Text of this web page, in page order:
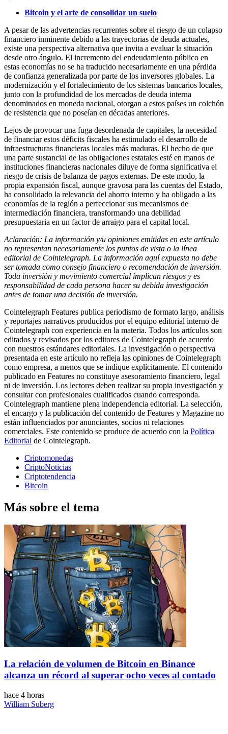
Bitcoin y el arte de consolidar un suelo
A pesar de las advertencias recurrentes sobre el riesgo de un colapso
financiero inminente debido a las trayectorias de deuda actuales,
existe una perspectiva alternativa que invita a evaluar la situación
desde otro ángulo. El incremento del endeudamiento público en
estas economías no se ha traducido necesariamente en una pérdida
de confianza generalizada por parte de los inversores globales. La
modernización y el fortalecimiento de los sistemas bancarios locales,
junto con la profundidad de los mercados de deuda interna
denominados en moneda nacional, otorgan a estos países un colchón
de resistencia que no poseían en décadas anteriores.
Lejos de provocar una fuga desordenada de capitales, la necesidad
de financiar estos déficits fiscales ha estimulado el desarrollo de
infraestructuras financieras locales más maduras. El hecho de que
una parte sustancial de las obligaciones estatales esté en manos de
instituciones financieras nacionales diluye de forma significativa el
riesgo de crisis de balanza de pagos externas. De este modo, la
propia expansión fiscal, aunque gravosa para las cuentas del Estado,
ha consolidado la relevancia del ahorro interno y ha obligado a las
economías de la región a perfeccionar sus mecanismos de
intermediación financiera, transformando una debilidad
presupuestaria en un factor de arraigo para el capital local.
Aclaración: La información y/u opiniones emitidas en este artículo
no representan necesariamente los puntos de vista o la línea
editorial de Cointelegraph. La información aquí expuesta no debe
ser tomada como consejo financiero o recomendación de inversión.
Toda inversión y movimiento comercial implican riesgos y es
responsabilidad de cada persona hacer su debida investigación
antes de tomar una decisión de inversión.
Cointelegraph Features publica periodismo de formato largo, análisis
y reportajes narrativos producidos por el equipo editorial interno de
Cointelegraph con experiencia en la materia. Todos los artículos son
editados y revisados por los editores de Cointelegraph de acuerdo
con nuestros estándares editoriales. La investigación o perspectiva
presentada en este artículo no refleja las opiniones de Cointelegraph
como empresa, a menos que se indique explícitamente. El contenido
publicado en Features no constituye asesoramiento financiero, legal
ni de inversión. Los lectores deben realizar su propia investigación y
consultar con profesionales cualificados cuando corresponda.
Cointelegraph mantiene plena independencia editorial. La selección,
el encargo y la publicación del contenido de Features y Magazine no
están influenciados por anunciantes, socios ni relaciones
comerciales. Este contenido se produce de acuerdo con la Política
Editorial de Cointelegraph.
Criptomonedas
CriptoNoticias
Criptotendencia
Bitcoin
Más sobre el tema
La relación de volumen de Bitcoin en Binance
alcanza un récord al superar ocho veces al contado
hace 4 horas
William Suberg